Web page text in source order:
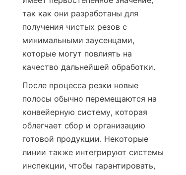
так как они разработаны для
получения чистых резов с
минимальными заусенцами,
которые могут повлиять на
качество дальнейшей обработки.
После процесса резки новые
полосы обычно перемещаются на
конвейерную систему, которая
облегчает сбор и организацию
готовой продукции. Некоторые
линии также интегрируют системы
инспекции, чтобы гарантировать,